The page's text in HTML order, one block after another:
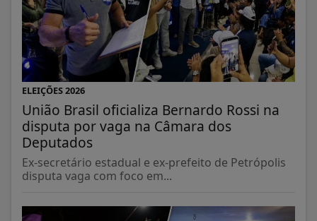
ELEIÇÕES 2026
União Brasil oficializa Bernardo Rossi na
disputa por vaga na Câmara dos
Deputados
Ex-secretário estadual e ex-prefeito de Petrópolis
disputa vaga com foco em...